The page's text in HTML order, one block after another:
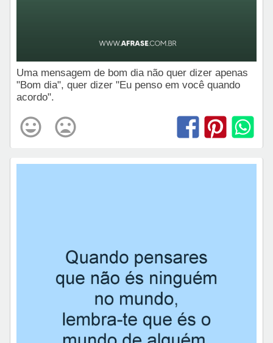
Uma mensagem de bom dia não quer dizer apenas
"Bom dia", quer dizer "Eu penso em você quando
acordo".